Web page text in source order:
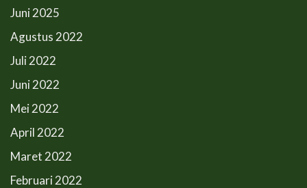
Juni 2025
Agustus 2022
Juli 2022
Juni 2022
Mei 2022
April 2022
Maret 2022
Februari 2022